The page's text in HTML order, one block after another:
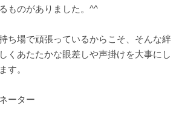
ものがありました。^^
ち場で頑張っているからこそ、そんな絆
くあたたかな眼差しや声掛けを大事にし
す。
ーター